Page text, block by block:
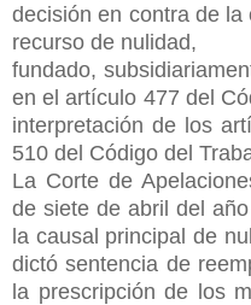
decisión en contra de
recurso de nulidad,
fundado,
en el artículo 477 del
interpretación de los
510 del Código del
La Corte de
de siete de abril del
la causal principal de
dictó sentencia de
la prescripción de los